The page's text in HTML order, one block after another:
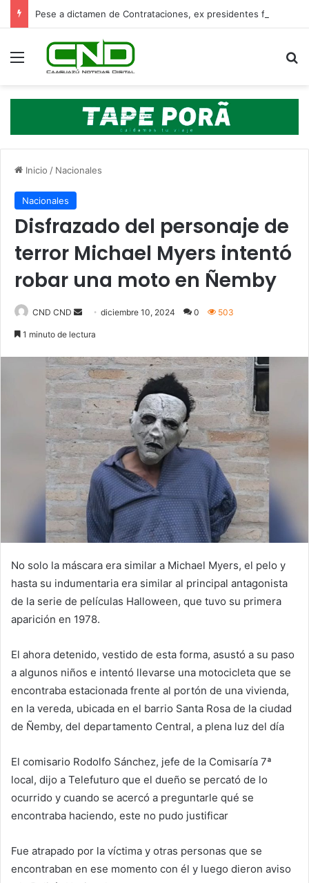
Menú
Inicio / Nacionales
Nacionales
Disfrazado del personaje de
terror Michael Myers intentó
robar una moto en Ñemby
CND CND
Senddiciembre 10, 2024 0 503
1 minuto de lectura
No solo la máscara era similar a Michael Myers, el pelo y
hasta su indumentaria era similar al principal antagonista
de la serie de películas Halloween, que tuvo su primera
aparición en 1978.
El ahora detenido, vestido de esta forma, asustó a su paso
a algunos niños e intentó llevarse una motocicleta que se
encontraba estacionada frente al portón de una vivienda,
en la vereda, ubicada en el barrio Santa Rosa de la ciudad
de Ñemby, del departamento Central, a plena luz del día
El comisario Rodolfo Sánchez, jefe de la Comisaría 7ª
local, dijo a Telefuturo que el dueño se percató de lo
ocurrido y cuando se acercó a preguntarle qué se
encontraba haciendo, este no pudo justificar
Fue atrapado por la víctima y otras personas que se
encontraban en ese momento con él y luego dieron aviso